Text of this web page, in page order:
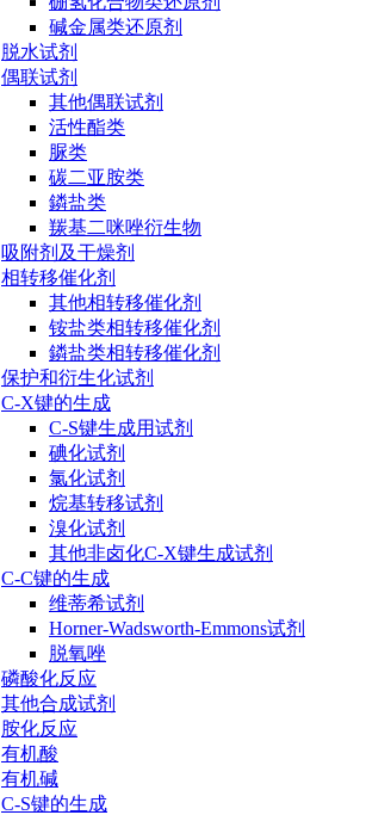
碱金属类还原剂
脱水试剂
偶联试剂
其他偶联试剂
活性酯类
脲类
碳二亚胺类
鏻盐类
羰基二咪唑衍生物
吸附剂及干燥剂
相转移催化剂
其他相转移催化剂
铵盐类相转移催化剂
鏻盐类相转移催化剂
保护和衍生化试剂
C-X键的生成
C-S键生成用试剂
碘化试剂
氯化试剂
烷基转移试剂
溴化试剂
其他非卤化C-X键生成试剂
C-C键的生成
维蒂希试剂
Horner-Wadsworth-Emmons试剂
脱氧唑
磷酸化反应
其他合成试剂
胺化反应
有机酸
有机碱
C-S键的生成